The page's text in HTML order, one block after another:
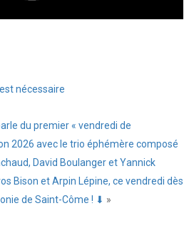
nécessaire
du premier « vendredi de
2026 avec le trio éphémère composé
David Boulanger et Yannick
Bison et Arpin Lépine, ce vendredi dès
de Saint-Côme ! ⬇ »